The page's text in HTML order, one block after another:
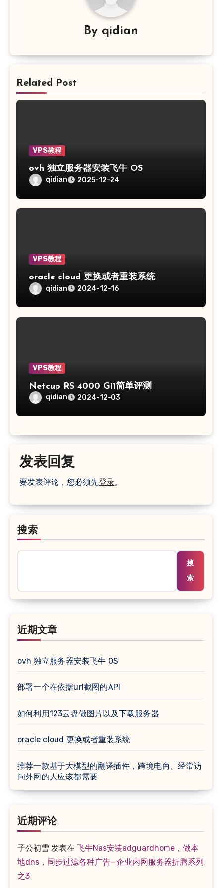
By qidian
Related Post
VPS教程
ovh 独立服务器安装飞牛 OS
qidian 2025-12-24
VPS教程
oracle cloud 更换或者重装系统
qidian 2024-12-16
VPS教程
Netcup RS 4000 G11简单评测
qidian 2024-12-03
发表回复
要发表评论，您必须先登录。
搜索
搜
索
近期文章
ovh 独立服务器安装飞牛 OS
部署一个在依据url截图的API
如何利用123云盘做图片以及下载服务器
oracle cloud 更换或者重装系统
推荐一款基于大模型的翻译插件，跨境电商、经常访
问外网的人应该都需要
近期评论
子公初雪 发表在 飞牛Nas安装adguardhome，做本
地dns，同步过滤各种广告—企业内网服务器折腾系列
之3